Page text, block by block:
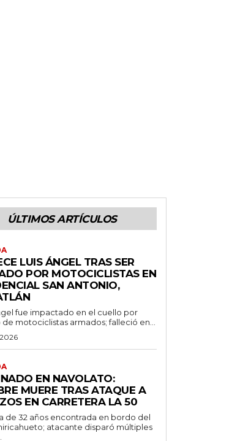
ÚLTIMOS ARTÍCULOS
LUIS ÁNGEL TRAS SER
POR MOTOCICLISTAS EN
SAN ANTONIO,
fue impactado en el cuello por
motociclistas armados; falleció en...
EN NAVOLATO:
MUERE TRAS ATAQUE A
EN CARRETERA LA 50
de 32 años encontrada en bordo del
atacante disparó múltiples